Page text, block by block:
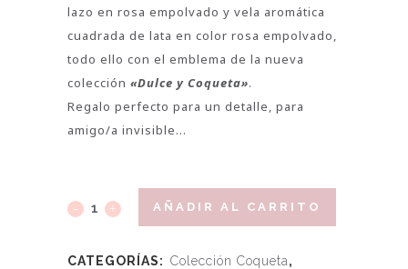
lazo en rosa empolvado y vela aromática
cuadrada de lata en color rosa empolvado,
todo ello con el emblema de la nueva
colección «Dulce y Coqueta».
Regalo perfecto para un detalle, para
amigo/a invisible…
AÑADIR AL CARRITO
CATEGORÍAS: Colección Coqueta,